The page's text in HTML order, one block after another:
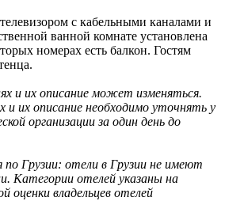
с кабельными каналами и
ванной комнате установлена
номерах есть балкон. Гостям
и их описание может изменяться.
их описание необходимо уточнять у
организации за один день до
Грузии: отели в Грузии не имеют
Категории отелей указаны на
оценки владельцев отелей